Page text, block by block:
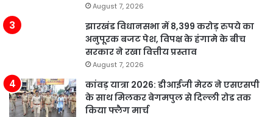
August 7, 2026
झारखंड विधानसभा में 8,399 करोड़ रुपये का
अनुपूरक बजट पेश, विपक्ष के हंगामे के बीच
सरकार ने रखा वित्तीय प्रस्ताव
August 7, 2026
कांवड़ यात्रा 2026: डीआईजी मेरठ ने एसएसपी
के साथ मिलकर बेगमपुल से दिल्ली रोड तक
किया फ्लैग मार्च